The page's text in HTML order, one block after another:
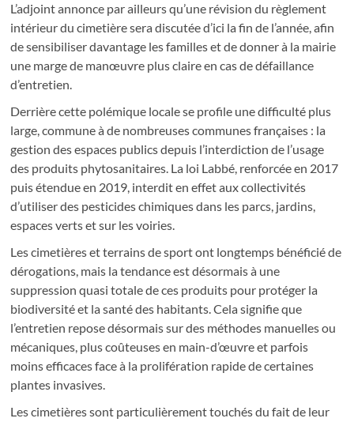
L’adjoint annonce par ailleurs qu’une révision du règlement
intérieur du cimetière sera discutée d’ici la fin de l’année, afin
de sensibiliser davantage les familles et de donner à la mairie
une marge de manœuvre plus claire en cas de défaillance
d’entretien.
Derrière cette polémique locale se profile une difficulté plus
large, commune à de nombreuses communes françaises : la
gestion des espaces publics depuis l’interdiction de l’usage
des produits phytosanitaires. La loi Labbé, renforcée en 2017
puis étendue en 2019, interdit en effet aux collectivités
d’utiliser des pesticides chimiques dans les parcs, jardins,
espaces verts et sur les voiries.
Les cimetières et terrains de sport ont longtemps bénéficié de
dérogations, mais la tendance est désormais à une
suppression quasi totale de ces produits pour protéger la
biodiversité et la santé des habitants. Cela signifie que
l’entretien repose désormais sur des méthodes manuelles ou
mécaniques, plus coûteuses en main-d’œuvre et parfois
moins efficaces face à la prolifération rapide de certaines
plantes invasives.
Les cimetières sont particulièrement touchés du fait de leur